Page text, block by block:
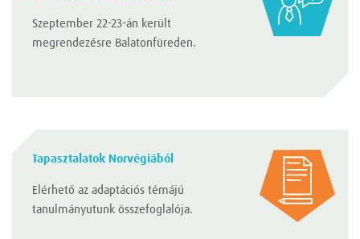
Szeptember 22-23-án került
megrendezésre Balatonfüreden.
Tapasztalatok Norvégiából
Elérhető az adaptációs témájú
tanulmányutunk összefoglalója.